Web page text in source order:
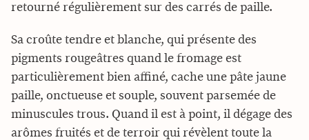
retourné régulièrement sur des carrés de paille.
Sa croûte tendre et blanche, qui présente des
pigments rougeâtres quand le fromage est
particulièrement bien affiné, cache une pâte jaune
paille, onctueuse et souple, souvent parsemée de
minuscules trous. Quand il est à point, il dégage des
arômes fruités et de terroir qui révèlent toute la